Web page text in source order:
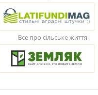
Все про сільське життя